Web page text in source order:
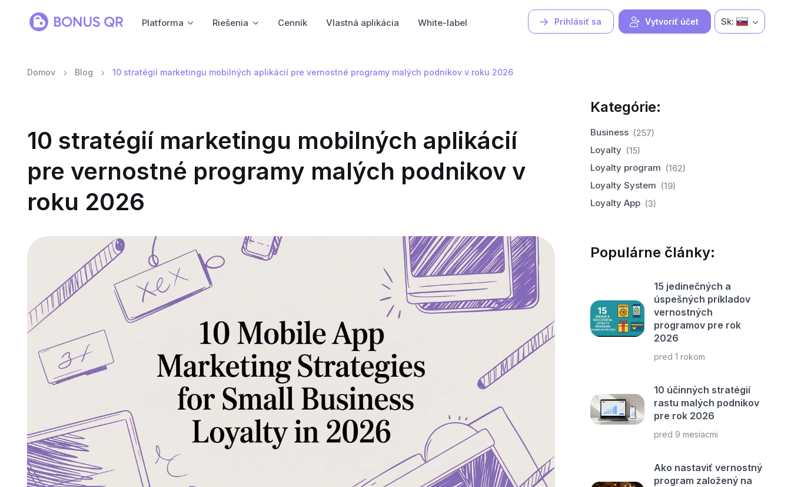
Prihlásiť sa Vytvoriť účet
Platforma Riešenia Cenník Vlastná aplikácia White-label Sk:
Domov Blog 10 stratégií marketingu mobilných aplikácií pre vernostné programy malých podnikov v roku 2026
10 stratégií marketingu mobilných aplikácií
pre vernostné programy malých podnikov v
roku 2026
Kategórie:
Business (257)
Loyalty (15)
Loyalty program (162)
Loyalty System (19)
Loyalty App (3)
Populárne články:
15 jedinečných a
úspešných príkladov
vernostných
programov pre rok
2026
pred 1 rokom
10 účinných stratégií
rastu malých podnikov
pre rok 2026
pred 9 mesiacmi
Ako nastaviť vernostný
program založený na